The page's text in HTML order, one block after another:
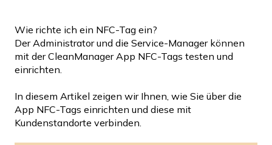
Wie richte ich ein NFC-Tag ein?
Der Administrator und die Service-Manager können
mit der CleanManager App NFC-Tags testen und
einrichten.
In diesem Artikel zeigen wir Ihnen, wie Sie über die
App NFC-Tags einrichten und diese mit
Kundenstandorte verbinden.